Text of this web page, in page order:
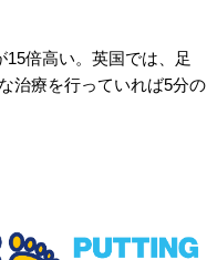
倍高い。英国では、足
治療を行っていれば5分の